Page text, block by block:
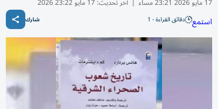
استمع دقائق القراءة - 1 شارك